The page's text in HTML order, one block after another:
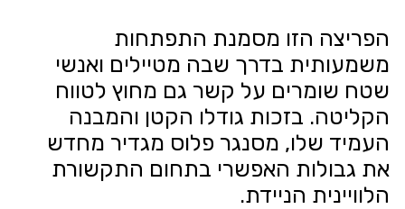
הפריצה הזו מסמנת התפתחות
משמעותית בדרך שבה מטיילים ואנשי
שטח שומרים על קשר גם מחוץ לטווח
הקליטה. בזכות גודלו הקטן והמבנה
העמיד שלו, מסנגר פלוס מגדיר מחדש
את גבולות האפשרי בתחום התקשורת
הלוויינית הניידת.